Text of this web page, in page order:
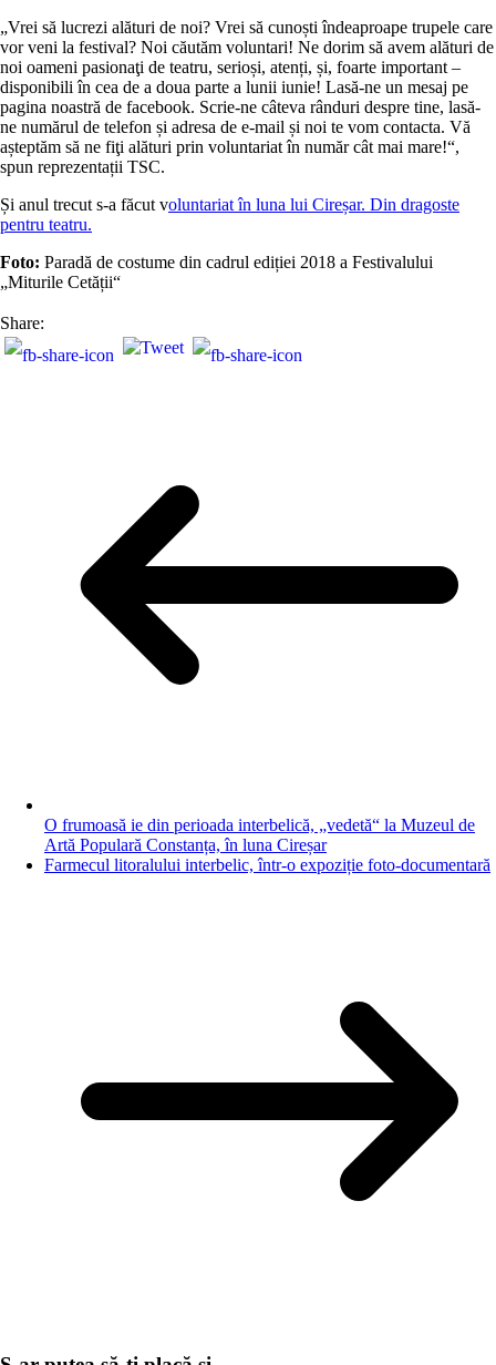
„Vrei să lucrezi alături de noi? Vrei să cunoști îndeaproape trupele care
vor veni la festival? Noi căutăm voluntari! Ne dorim să avem alături de
noi oameni pasionaţi de teatru, serioși, atenți, și, foarte important –
disponibili în cea de a doua parte a lunii iunie! Lasă-ne un mesaj pe
pagina noastră de facebook. Scrie-ne câteva rânduri despre tine, lasă-
ne numărul de telefon și adresa de e-mail și noi te vom contacta. Vă
așteptăm să ne fiţi alături prin voluntariat în număr cât mai mare!“,
spun reprezentații TSC.
Și anul trecut s-a făcut voluntariat în luna lui Cireșar. Din dragoste
pentru teatru.
Foto: Paradă de costume din cadrul ediției 2018 a Festivalului
„Miturile Cetății“
Share:
O frumoasă ie din perioada interbelică, „vedetă“ la Muzeul de
Artă Populară Constanța, în luna Cireșar
Farmecul litoralului interbelic, într-o expoziție foto-documentară